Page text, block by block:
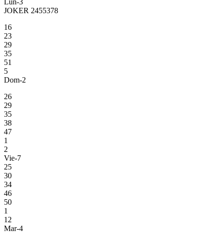
JOKER 2455378
16
23
29
35
51
5
Dom-2
26
29
35
38
47
1
2
Vie-7
25
30
34
46
50
1
12
Mar-4